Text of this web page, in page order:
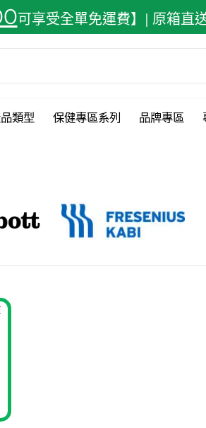
可享受全單免運費】| 原箱直
類型 保健專區系列 品牌專區